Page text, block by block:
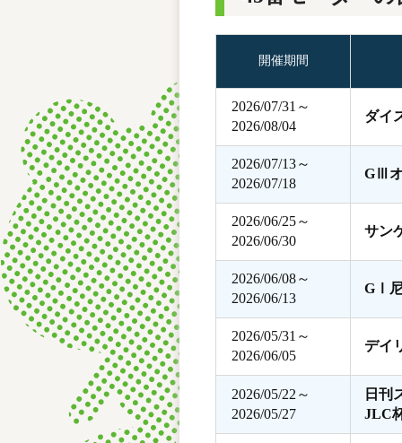
開催期間
2026/07/31～
2026/08/04
ダイ
2026/07/13～
2026/07/18
GⅢオ
2026/06/25～
2026/06/30
サン
2026/06/08～
2026/06/13
GⅠ尼
2026/05/31～
2026/06/05
デイ
2026/05/22～
2026/05/27
日刊
JLC